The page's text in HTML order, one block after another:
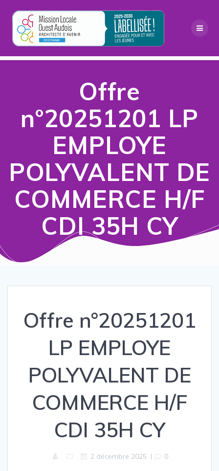
au
contenu
Offre
n°20251201 LP
EMPLOYE
POLYVALENT DE
COMMERCE H/F
CDI 35H CY
Offre n°20251201
LP EMPLOYE
POLYVALENT DE
COMMERCE H/F
CDI 35H CY
2 décembre 2025 | 0